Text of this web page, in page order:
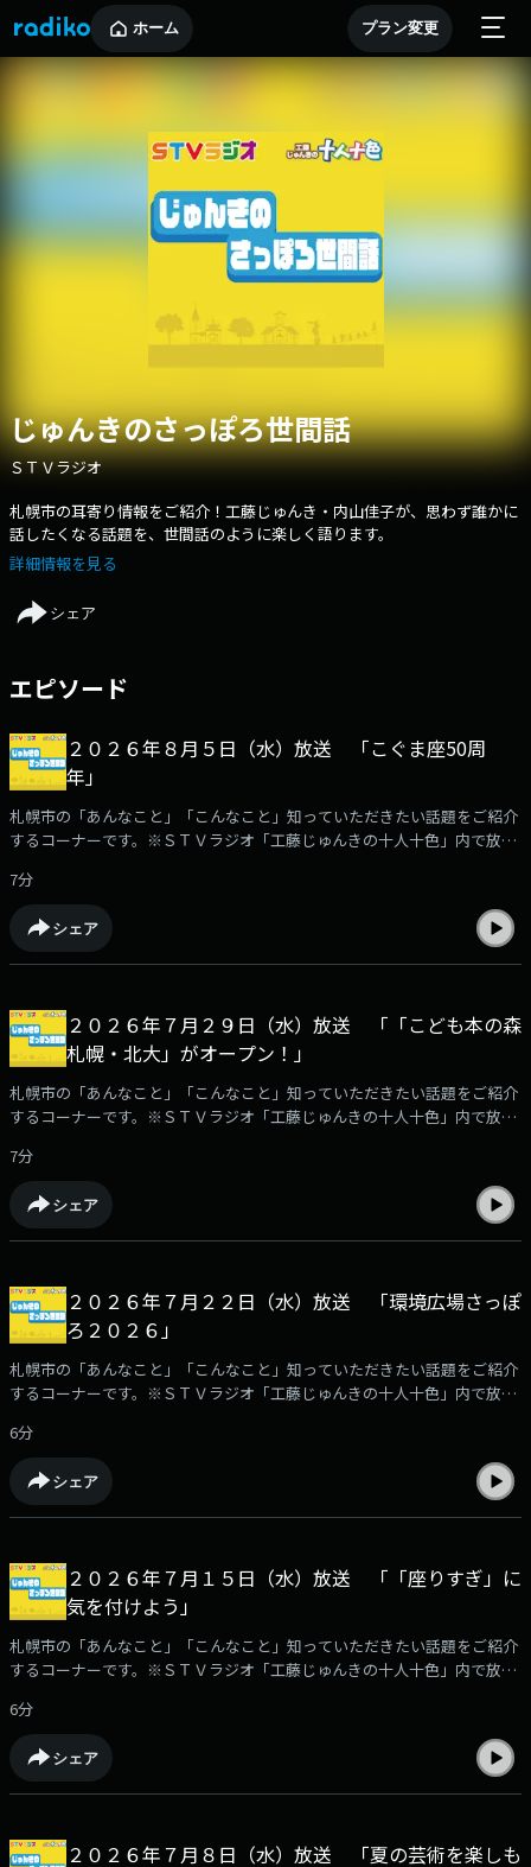
ホーム プラン変更
じゅんきのさっぽろ世間話
ＳＴＶラジオ
札幌市の耳寄り情報をご紹介！工藤じゅんき・内山佳子が、思わず誰かに
話したくなる話題を、世間話のように楽しく語ります。
詳細情報を見る
シェア
エピソード
２０２６年８月５日（水）放送 「こぐま座50周
年」
札幌市の「あんなこと」「こんなこと」知っていただきたい話題をご紹介
するコーナーです。※ＳＴＶラジオ「工藤じゅんきの十人十色」内で放
7分
シェア
２０２６年７月２９日（水）放送 「「こども本の森
札幌・北大」がオープン！」
札幌市の「あんなこと」「こんなこと」知っていただきたい話題をご紹介
するコーナーです。※ＳＴＶラジオ「工藤じゅんきの十人十色」内で放
7分
シェア
２０２６年７月２２日（水）放送 「環境広場さっぽ
ろ２０２６」
札幌市の「あんなこと」「こんなこと」知っていただきたい話題をご紹介
するコーナーです。※ＳＴＶラジオ「工藤じゅんきの十人十色」内で放
6分
シェア
２０２６年７月１５日（水）放送 「「座りすぎ」に
気を付けよう」
札幌市の「あんなこと」「こんなこと」知っていただきたい話題をご紹介
するコーナーです。※ＳＴＶラジオ「工藤じゅんきの十人十色」内で放
6分
シェア
２０２６年７月８日（水）放送 「夏の芸術を楽しも